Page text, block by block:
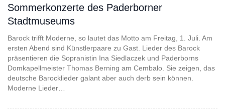
Sommerkonzerte des Paderborner
Stadtmuseums
Barock trifft Moderne, so lautet das Motto am Freitag, 1. Juli. Am
ersten Abend sind Künstlerpaare zu Gast. Lieder des Barock
präsentieren die Sopranistin Ina Siedlaczek und Paderborns
Domkapellmeister Thomas Berning am Cembalo. Sie zeigen, das
deutsche Barocklieder galant aber auch derb sein können.
Moderne Lieder…